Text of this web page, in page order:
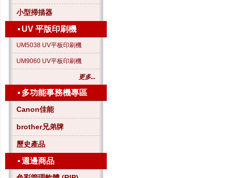
小型掃描器
▪ UV 平版印刷機
UM5038 UV平板印刷機
UM9060 UV平板印刷機
更多...
▪ 多功能事務機專區
Canon佳能
brother兄弟牌
歷史產品
▪週邊商品